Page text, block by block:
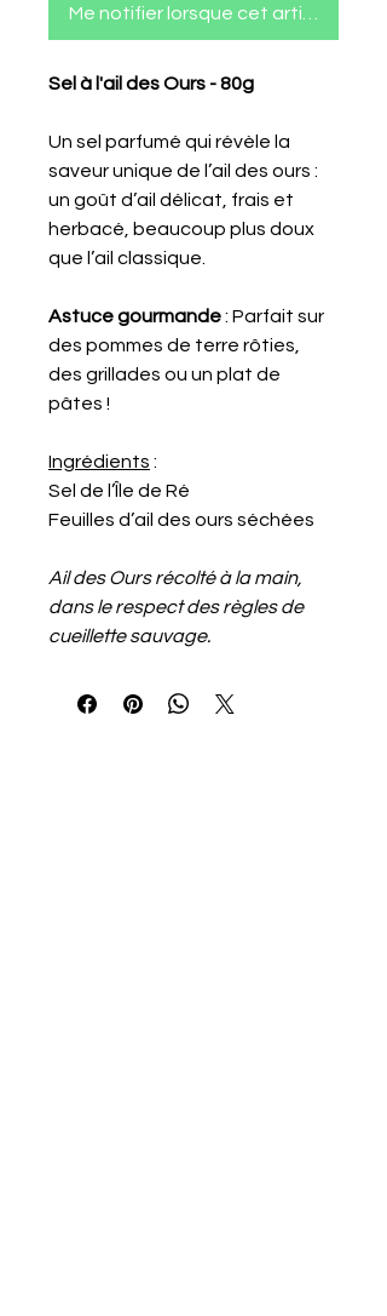
Me notifier lorsque cet article est
Sel à l'ail des Ours - 80g
Un sel parfumé qui révèle la
saveur unique de l’ail des ours :
un goût d’ail délicat, frais et
herbacé, beaucoup plus doux
que l’ail classique.
Astuce gourmande : Parfait sur
des pommes de terre rôties,
des grillades ou un plat de
pâtes !
Ingrédients :
Sel de l’Île de Ré
Feuilles d’ail des ours séchées
Ail des Ours récolté à la main,
dans le respect des règles de
cueillette sauvage.